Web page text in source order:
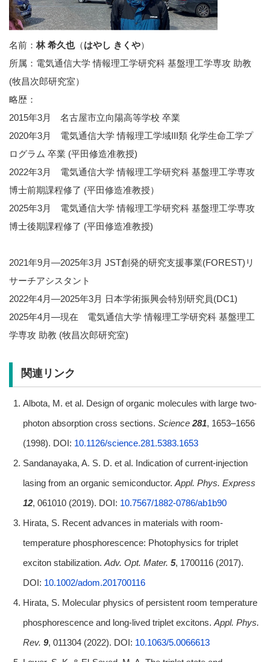
名前： 林 希久也（はやし きくや）
所属：電気通信大学 情報理工学研究科 基盤理工学専攻 助教
(牧昌次郎研究室）
略歴：
2015年3月 名古屋市立向陽高等学校 卒業
2020年3月 電気通信大学 情報理工学域III類 化学生命工学プ
ログラム 卒業 (平田修造准教授)
2022年3月 電気通信大学 情報理工学研究科 基盤理工学専攻
博士前期課程修了 (平田修造准教授）
2025年3月 電気通信大学 情報理工学研究科 基盤理工学専攻
博士後期課程修了 (平田修造准教授)
2021年9月―2025年3月 JST創発的研究支援事業(FOREST)リ
サーチアシスタント
2022年4月―2025年3月 日本学術振興会特別研究員(DC1)
2025年4月―現在 電気通信大学 情報理工学研究科 基盤理工
学専攻 助教 (牧昌次郎研究室)
関連リンク
Albota, M. et al. Design of organic molecules with large two-
photon absorption cross sections. Science 281, 1653–1656
(1998). DOI: 10.1126/science.281.5383.1653
Sandanayaka, A. S. D. et al. Indication of current-injection
lasing from an organic semiconductor. Appl. Phys. Express
12, 061010 (2019). DOI: 10.7567/1882-0786/ab1b90
Hirata, S. Recent advances in materials with room-
temperature phosphorescence: Photophysics for triplet
exciton stabilization. Adv. Opt. Mater. 5, 1700116 (2017).
DOI: 10.1002/adom.201700116
Hirata, S. Molecular physics of persistent room temperature
phosphorescence and long-lived triplet excitons. Appl. Phys.
Rev. 9, 011304 (2022). DOI: 10.1063/5.0066613